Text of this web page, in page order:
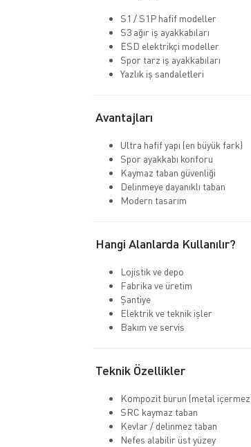
S1 / S1P hafif modeller
S3 ağır iş ayakkabıları
ESD elektrikçi modeller
Spor tarz iş ayakkabıları
Yazlık iş sandaletleri
Avantajları
Ultra hafif yapı (en büyük fark)
Spor ayakkabı konforu
Kaymaz taban güvenliği
Delinmeye dayanıklı taban
Modern tasarım
Hangi Alanlarda Kullanılır?
Lojistik ve depo
Fabrika ve üretim
Şantiye
Elektrik ve teknik işler
Bakım ve servis
Teknik Özellikler
Kompozit burun (metal
SRC kaymaz taban
Kevlar / delinmez taban
Nefes alabilir üst yüzey